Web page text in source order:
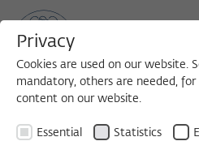
Privacy
Cookies are used on our website.
mandatory, others are needed,
content on our website.
Essential Statistics